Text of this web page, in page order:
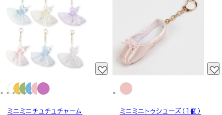
ミニミニチュチュチャーム ミニミニトゥシューズ（1個）